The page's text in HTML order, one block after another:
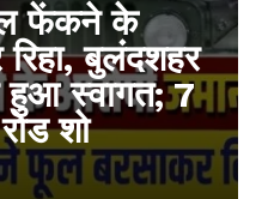
फेंकने के
बुलंदशहर
स्वागत; 7
शो